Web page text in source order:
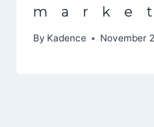
By Kadence November